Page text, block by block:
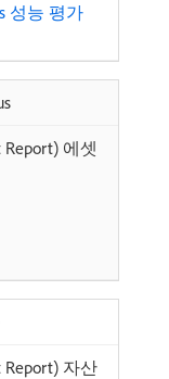
성능 평가
Report) 에셋
Report) 자산